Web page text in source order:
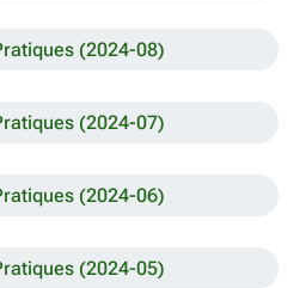
(2024-08)
(2024-07)
(2024-06)
(2024-05)